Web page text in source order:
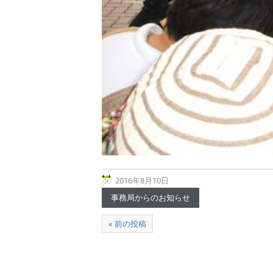
2016年8月10日
事務局からのお知らせ
« 前の投稿